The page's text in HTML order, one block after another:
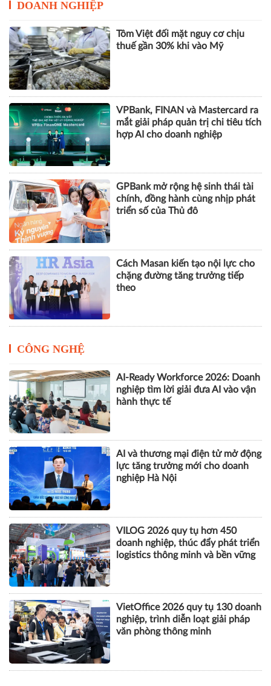
DOANH NGHIỆP
Tôm Việt đối mặt nguy cơ chịu
thuế gần 30% khi vào Mỹ
VPBank, FINAN và Mastercard ra
mắt giải pháp quản trị chi tiêu tích
hợp AI cho doanh nghiệp
GPBank mở rộng hệ sinh thái tài
chính, đồng hành cùng nhịp phát
triển số của Thủ đô
Cách Masan kiến tạo nội lực cho
chặng đường tăng trưởng tiếp
theo
CÔNG NGHỆ
AI-Ready Workforce 2026: Doanh
nghiệp tìm lời giải đưa AI vào vận
hành thực tế
AI và thương mại điện tử mở động
lực tăng trưởng mới cho doanh
nghiệp Hà Nội
VILOG 2026 quy tụ hơn 450
doanh nghiệp, thúc đẩy phát triển
logistics thông minh và bền vững
VietOffice 2026 quy tụ 130 doanh
nghiệp, trình diễn loạt giải pháp
văn phòng thông minh